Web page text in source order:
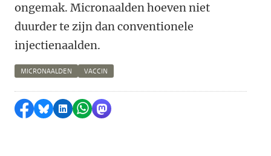
ongemak. Micronaalden hoeven niet
duurder te zijn dan conventionele
injectienaalden.
MICRONAALDEN VACCIN
Delen op Facebook
Delen via Bluesky
Delen op LinkedIn
Delen via WhatsApp
Delen via Mastodon